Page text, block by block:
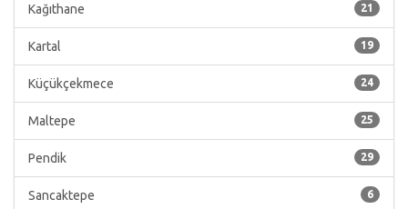
21
Kağıthane
19
Kartal
24
Küçükçekmece
25
Maltepe
29
Pendik
6
Sancaktepe